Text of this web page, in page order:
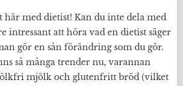
här med dietist! Kan du inte dela med
intressant att höra vad en dietist säger
gör en sån förändring som du gör.
så många trender nu, varannan
mjölk och glutenfritt bröd (vilket